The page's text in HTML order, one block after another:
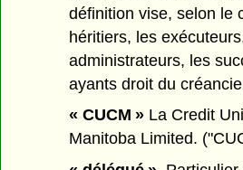
définition vise, selon le
héritiers, les
administrateurs, les
ayants droit du
« CUCM » La Credit
Manitoba Limited.